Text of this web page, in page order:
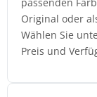
Original oder
Wählen Sie
Preis und